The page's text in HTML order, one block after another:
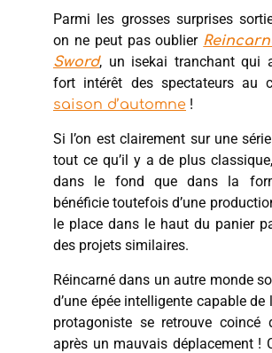
Parmi les grosses surprises
on ne peut pas oublier
Sword, un isekai tranchant qui
fort intérêt des spectateurs au
saison d’automne !
Si l’on est clairement sur une
tout ce qu’il y a de plus
dans le fond que dans la
bénéficie toutefois d’une
le place dans le haut du panier
des projets similaires.
Réincarné dans un autre monde
d’une épée intelligente capable de
protagoniste se retrouve coincé
après un mauvais déplacement !